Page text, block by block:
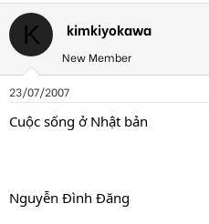
r
t
e
r
K kimkiyokawa
New Member
23/07/2007
Cuộc sống ở Nhật bản
Nguyễn Đình Đăng